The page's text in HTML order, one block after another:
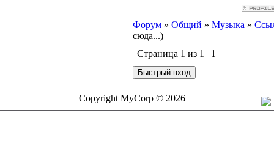
Форум » Общий » Музыка »
сюда...)
Страница 1 из 1 1
Copyright MyCorp © 2026